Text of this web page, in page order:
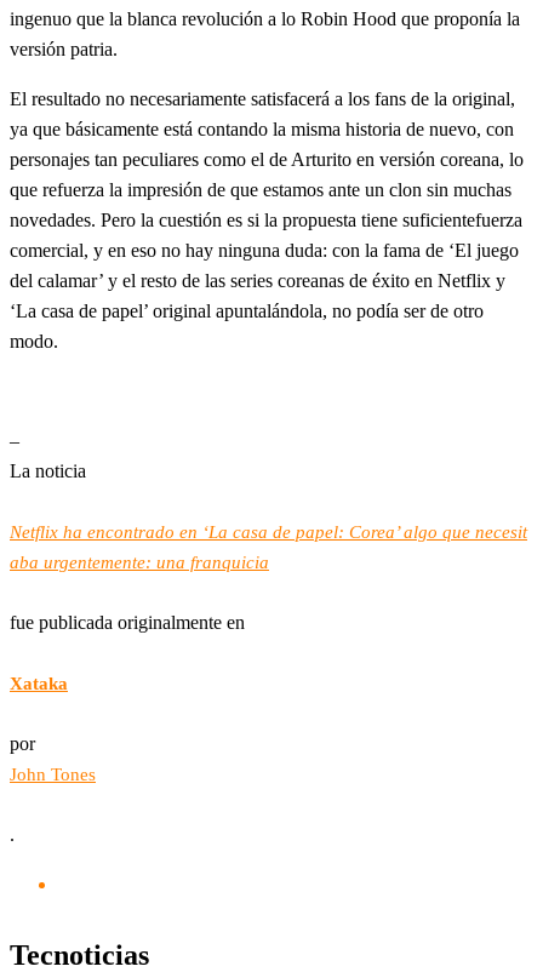
ingenuo que la blanca revolución a lo Robin Hood que proponía la
versión patria.
El resultado no necesariamente satisfacerá a los fans de la original,
ya que básicamente está contando la misma historia de nuevo, con
personajes tan peculiares como el de Arturito en versión coreana, lo
que refuerza la impresión de que estamos ante un clon sin muchas
novedades. Pero la cuestión es si la propuesta tiene suficientefuerza
comercial, y en eso no hay ninguna duda: con la fama de ‘El juego
del calamar’ y el resto de las series coreanas de éxito en Netflix y
‘La casa de papel’ original apuntalándola, no podía ser de otro
modo.
–
La noticia
Netflix ha encontrado en ‘La casa de papel: Corea’ algo que necesit
aba urgentemente: una franquicia
fue publicada originalmente en
Xataka
por
John Tones
.
Tecnoticias